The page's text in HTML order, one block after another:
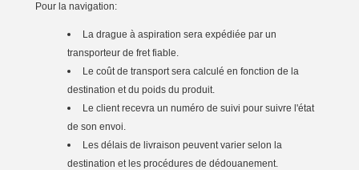
Pour la navigation:
La drague à aspiration sera expédiée par un
transporteur de fret fiable.
Le coût de transport sera calculé en fonction de la
destination et du poids du produit.
Le client recevra un numéro de suivi pour suivre l'état
de son envoi.
Les délais de livraison peuvent varier selon la
destination et les procédures de dédouanement.